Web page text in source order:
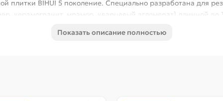
плитки BIHUI 5 поколение. Специально разработана для
керамогранит, мрамор, кварцевый агломерат) длинной
её резки. Возможна покупка дополнительной
выброс частиц материала и улучшает всасываемость пыли.
Показать описание полностью